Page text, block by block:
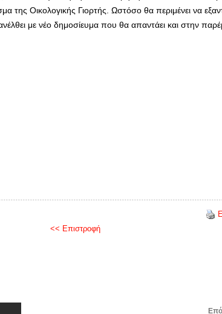
της Οικολογικής Γιορτής. Ωστόσο θα περιμένει να
με νέο δημοσίευμα που θα απαντάει και στην
<< Επιστροφή